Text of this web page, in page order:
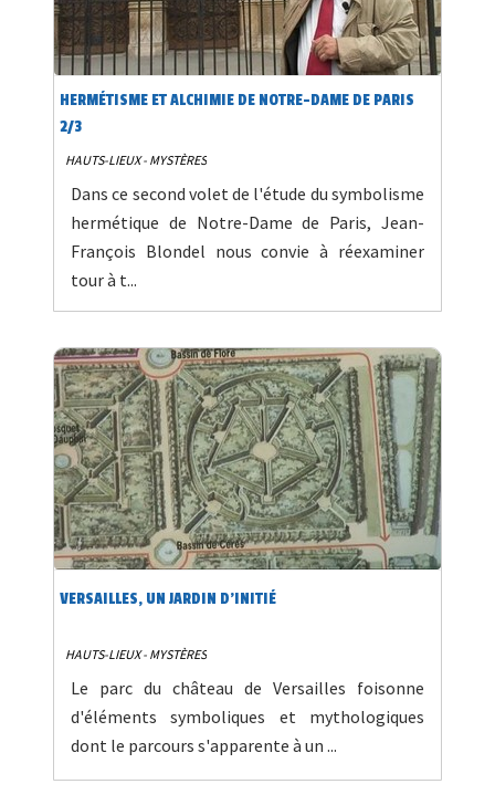
HERMÉTISME ET ALCHIMIE DE NOTRE-DAME DE PARIS
2/3
HAUTS-LIEUX - MYSTÈRES
Dans ce second volet de l'étude du symbolisme
hermétique de Notre-Dame de Paris, Jean-
François Blondel nous convie à réexaminer
tour à t...
VERSAILLES, UN JARDIN D'INITIÉ
HAUTS-LIEUX - MYSTÈRES
Le parc du château de Versailles foisonne
d'éléments symboliques et mythologiques
dont le parcours s'apparente à un ...